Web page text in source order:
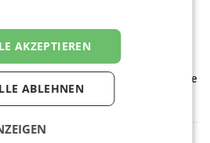
Bühne für Zirkularität: ARA und
informieren am POS über
gesamten August hinweg rücken die
Recycling Austria AG (ARA) und der
Müller die Initiative
Filialen
AKZEPTIEREN
ABLEHNEN